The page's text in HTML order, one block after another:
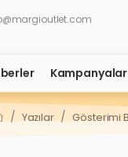
Kampanyalar
/ Yazılar / Gösterimi